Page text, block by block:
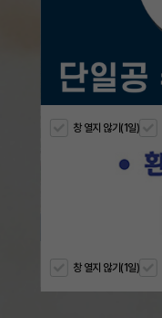
창 열지 않기(1일)
창 열지 않기(1일)
창 열지 않기(1일)